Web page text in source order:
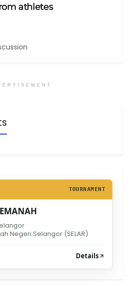
athletes
TOURNAMENT
Negeri Selangor (SELAR)
Details